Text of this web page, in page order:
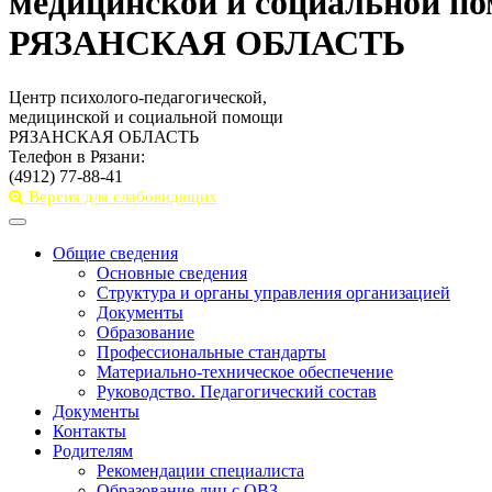
РЯЗАНСКАЯ ОБЛАСТЬ
Центр психолого-педагогической,
медицинской и социальной помощи
РЯЗАНСКАЯ ОБЛАСТЬ
Телефон в Рязани:
(4912) 77-88-41
Версия для слабовидящих
Toggle
navigationОбщие сведения
Основные сведения
Структура и органы управления организацией
Документы
Образование
Профессиональные стандарты
Материально-техническое обеспечение
Руководство. Педагогический состав
Документы
Контакты
Родителям
Рекомендации специалиста